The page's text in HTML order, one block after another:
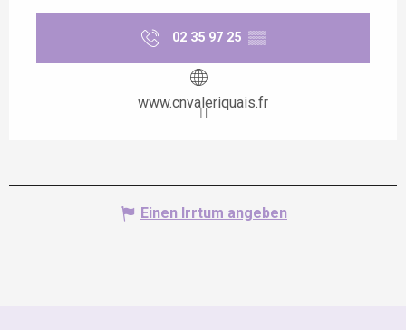
02 35 97 25 ▒▒
www.cnvaleriquais.fr
Einen Irrtum angeben